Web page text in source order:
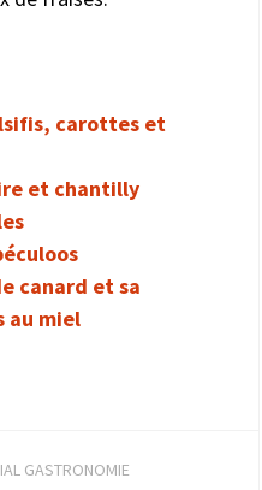
carottes et
et chantilly
canard et sa
au miel
GASTRONOMIE